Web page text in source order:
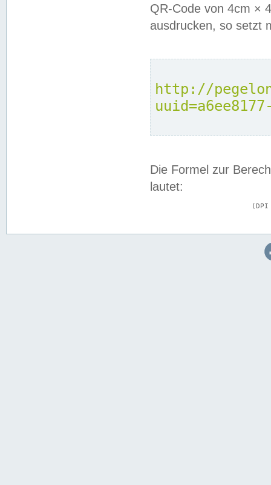
QR-Code von 4cm ×
ausdrucken, so setzt
http://
Die Formel zur
lautet: